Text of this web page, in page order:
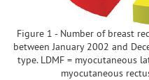
Figure 1 - Number of breast
between January 2002 and
type. LDMF = myocutaneous
myocutaneous